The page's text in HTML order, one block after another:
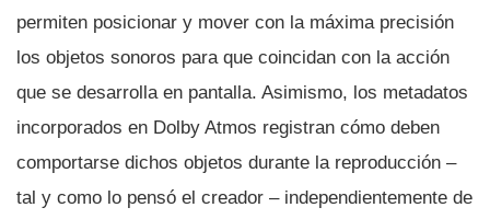
permiten posicionar y mover con la máxima precisión
los objetos sonoros para que coincidan con la acción
que se desarrolla en pantalla. Asimismo, los metadatos
incorporados en Dolby Atmos registran cómo deben
comportarse dichos objetos durante la reproducción –
tal y como lo pensó el creador – independientemente de